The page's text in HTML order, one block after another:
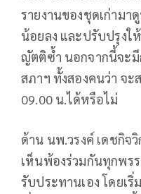
รายงานของชุดเก่ามา
น้อยลง และปรับปรุงใ
ญัตติซ้ำ นอกจากนี้จะมี
สภาฯ ทั้งสองคนว่า จะ
09.00 น.ได้หรือไม่
ด้าน นพ.วรงค์ เดชกิจ
เห็นพ้องร่วมกันทุกพร
รับประทานเอง โดยเ